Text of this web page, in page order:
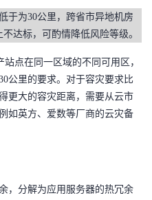
于为30公里，跨省市异地机房
达标，可酌情降低风险等级。
点在同一区域的不同可用区，
公里的要求。对于容灾要求比
更大的容灾距离，需要从云市
如英方、爱数等厂商的云灾备
，分解为应用服务器的热冗余